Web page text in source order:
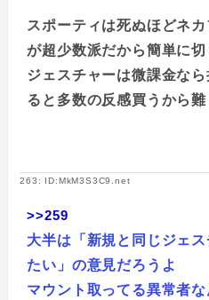
スポーティは死ぬほどネ
が超少数派だから簡単に
ジェスチャーは微課金な
ると多数の反感買うから
263: ID:MkM3S3C9.net
>>259
大半は「新規と同じジェ
たい」の意見だろうよ
マウント取ってる異常者